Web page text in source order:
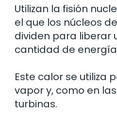
Utilizan la fisión
el que los núcleos
dividen para liberar
cantidad de
Este calor se utiliza
vapor y, como en
turbinas.